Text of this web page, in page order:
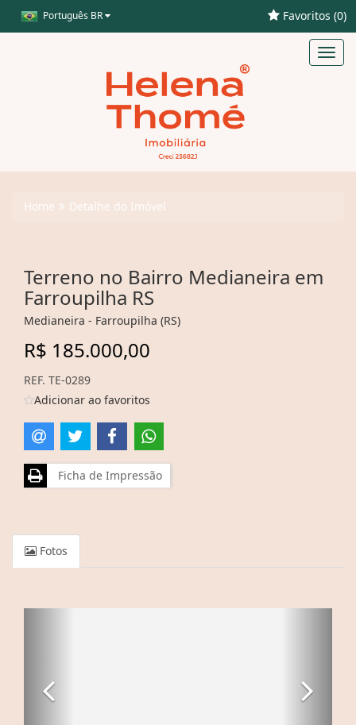
Português BR Favoritos (0)
Home Detalhe do Imóvel
Terreno no Bairro Medianeira em
Farroupilha RS
Medianeira - Farroupilha (RS)
R$ 185.000,00
REF. TE-0289
Adicionar ao favoritos
Ficha de Impressão
Fotos